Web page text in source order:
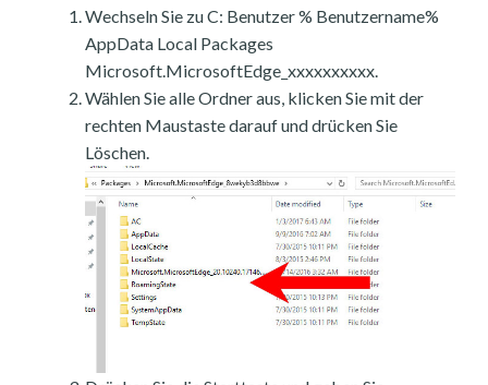
Wechseln Sie zu C: Benutzer % Benutzername%
AppData Local Packages
Microsoft.MicrosoftEdge_xxxxxxxxxx.
Wählen Sie alle Ordner aus, klicken Sie mit der
rechten Maustaste darauf und drücken Sie
Löschen.